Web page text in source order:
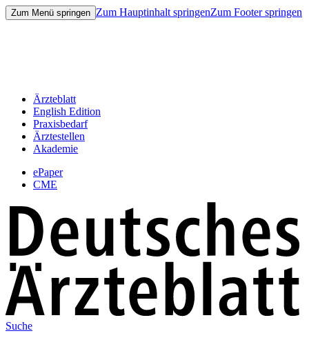
Zum Menü springen Zum Hauptinhalt springenZum Footer springen
Ärzteblatt
English Edition
Praxisbedarf
Ärztestellen
Akademie
ePaper
CME
Suche